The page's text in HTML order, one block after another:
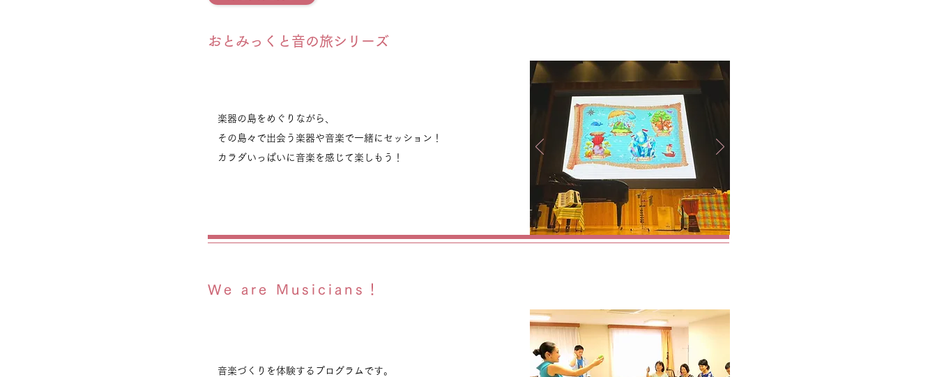
We are Musicians！
音楽づくりを体験するプログラムです。
おとみっくと音の旅シリーズ
楽器の島をめぐりながら、
その島々で出会う楽器や音楽で一緒にセッション！
カラダいっぱいに音楽を感じて楽しもう！